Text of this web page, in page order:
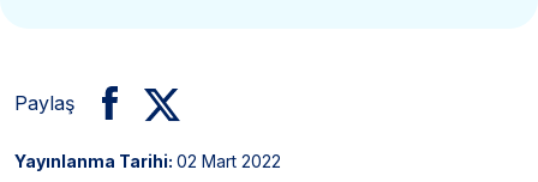
Paylaş
Yayınlanma Tarihi: 02 Mart 2022